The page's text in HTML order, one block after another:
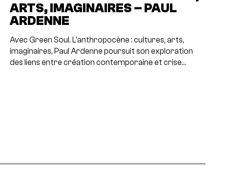
ARTS, IMAGINAIRES – PAUL
ARDENNE
Avec Green Soul. L’anthropocène : cultures, arts,
imaginaires, Paul Ardenne poursuit son exploration
des liens entre création contemporaine et crise…